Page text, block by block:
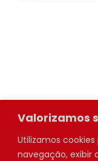
Valorizamos
Utilizamos
navegação, exibir